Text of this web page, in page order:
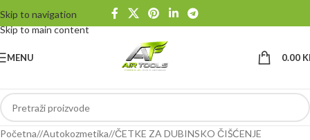
Skip to navigation
Skip to main content
MENU 0.00
Početna/ Autokozmetika/ ČETKE ZA DUBINSKO ČIŠĆENJE